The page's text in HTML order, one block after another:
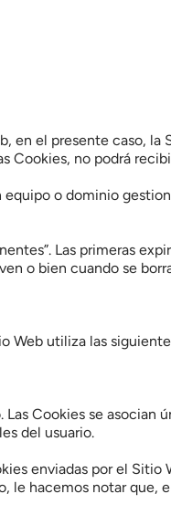
en el presente caso, la
Cookies, no podrá
equipo o dominio
Las primeras
o bien cuando se
Web utiliza las
Cookies se asocian
del usuario.
enviadas por el Sitio
le hacemos notar que,